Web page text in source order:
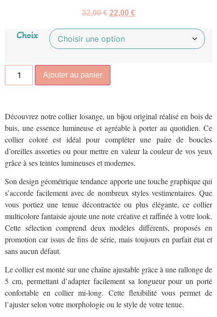
32,00€ 22,00 €
Choix
Ajouter au panier
Découvrez notre collier losange, un bijou original réalisé en bois de
buis, une essence lumineuse et agréable à porter au quotidien. Ce
collier coloré est idéal pour compléter une paire de boucles
d’oreilles assorties ou pour mettre en valeur la couleur de vos yeux
grâce à ses teintes lumineuses et modernes.
Son design géométrique tendance apporte une touche graphique qui
s’accorde facilement avec de nombreux styles vestimentaires. Que
vous portiez une tenue décontractée ou plus élégante, ce collier
multicolore fantaisie ajoute une note créative et raffinée à votre look.
Cette sélection comprend deux modèles différents, proposés en
promotion car issus de fins de série, mais toujours en parfait état et
sans aucun défaut.
Le collier est monté sur une chaîne ajustable grâce à une rallonge de
5 cm, permettant d’adapter facilement sa longueur pour un porté
confortable en collier mi-long. Cette flexibilité vous permet de
l’ajuster selon votre morphologie ou le style de votre tenue.